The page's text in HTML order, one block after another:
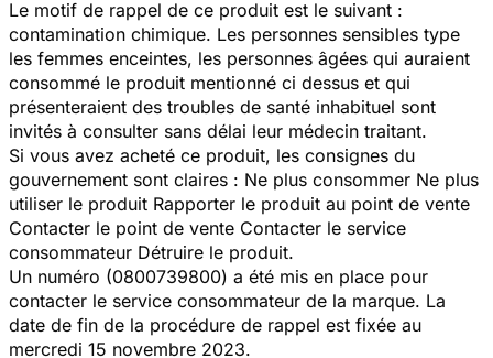
Le motif de rappel de ce produit est le suivant :
contamination chimique. Les personnes sensibles type
les femmes enceintes, les personnes âgées qui auraient
consommé le produit mentionné ci dessus et qui
présenteraient des troubles de santé inhabituel sont
invités à consulter sans délai leur médecin traitant.
Si vous avez acheté ce produit, les consignes du
gouvernement sont claires : Ne plus consommer Ne plus
utiliser le produit Rapporter le produit au point de vente
Contacter le point de vente Contacter le service
consommateur Détruire le produit.
Un numéro (0800739800) a été mis en place pour
contacter le service consommateur de la marque. La
date de fin de la procédure de rappel est fixée au
mercredi 15 novembre 2023.